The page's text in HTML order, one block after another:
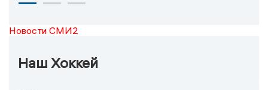
Новости СМИ2
Наш Хоккей